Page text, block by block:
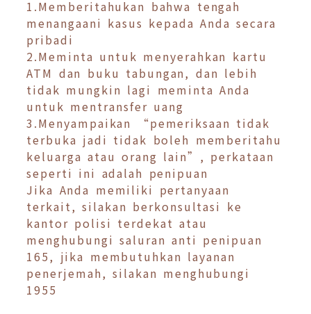
1.Memberitahukan bahwa tengah
menangaani kasus kepada Anda secara
pribadi
2.Meminta untuk menyerahkan kartu
ATM dan buku tabungan, dan lebih
tidak mungkin lagi meminta Anda
untuk mentransfer uang
3.Menyampaikan “pemeriksaan tidak
terbuka jadi tidak boleh memberitahu
keluarga atau orang lain”, perkataan
seperti ini adalah penipuan
Jika Anda memiliki pertanyaan
terkait, silakan berkonsultasi ke
kantor polisi terdekat atau
menghubungi saluran anti penipuan
165, jika membutuhkan layanan
penerjemah, silakan menghubungi
1955